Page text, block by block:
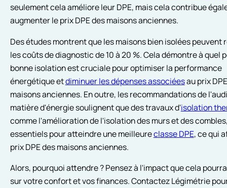
seulement cela améliore leur DPE, mais cela contribue
augmenter le prix DPE des maisons anciennes.
Des études montrent que les maisons bien isolées peuvent
les coûts de diagnostic de 10 à 20 %. Cela démontre à quel
bonne isolation est cruciale pour optimiser la performance
énergétique etdiminuer les dépenses associéesau prix
maisons anciennes. En outre, les recommandations de
matière d'énergie soulignent que des travaux d'isolation
comme l'amélioration de l'isolation des murs et des
essentiels pour atteindre une meilleureclasse DPE, ce qui
prix DPE des maisons anciennes.
Alors, pourquoi attendre ? Pensez à l'impact que cela
sur votre confort et vos finances. Contactez Légimétrie